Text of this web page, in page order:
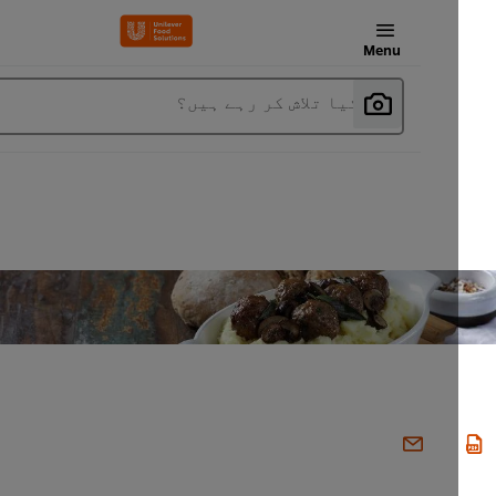
آپ کیا تلاش کر رہے ہیں؟